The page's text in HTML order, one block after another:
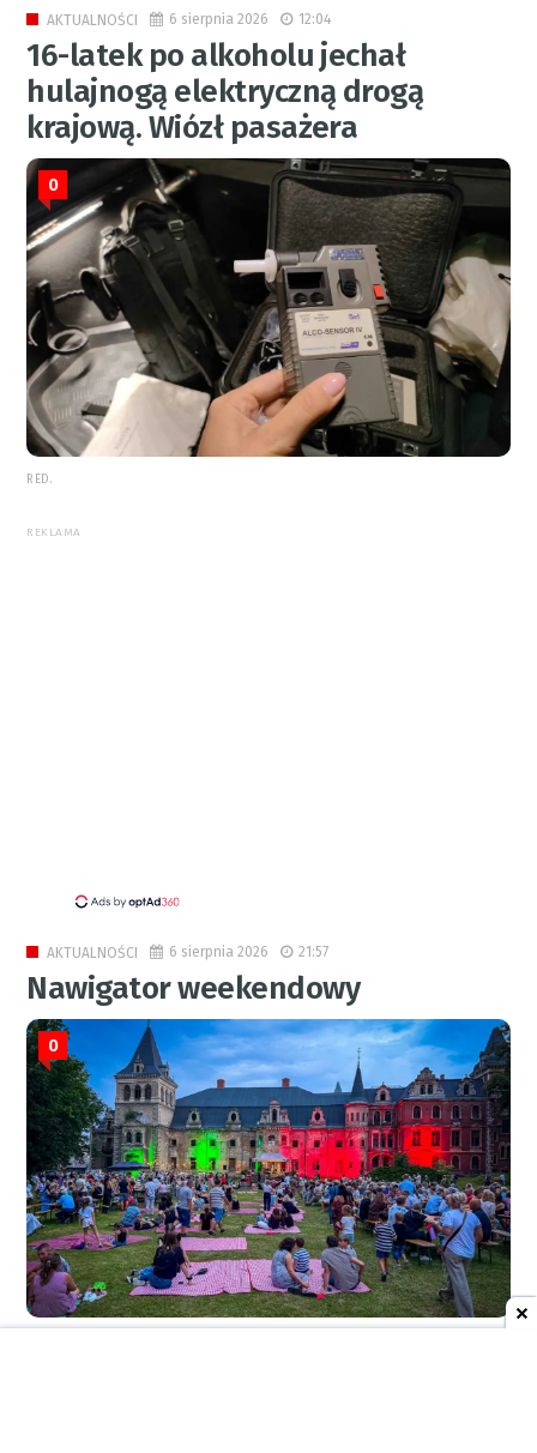
AKTUALNOŚCI 6 sierpnia 2026 12:04
16-latek po alkoholu jechał
hulajnogą elektryczną drogą
krajową. Wiózł pasażera
0
RED.
REKLAMA
AKTUALNOŚCI 6 sierpnia 2026 21:57
Nawigator weekendowy
0